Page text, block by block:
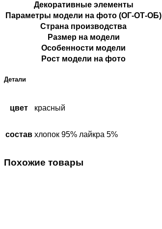
Декоративные элементы
Параметры модели на фото (ОГ-ОТ-ОБ)
Страна производства
Размер на модели
Особенности модели
Рост модели на фото
Детали
цвет красный
состав хлопок 95% лайкра 5%
Похожие товары